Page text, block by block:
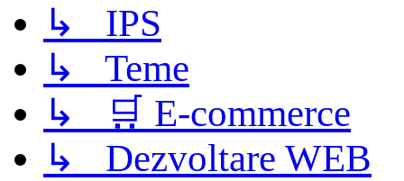
↳ IPS
↳ Teme
↳ 🛒 E-commerce
↳ Dezvoltare WEB